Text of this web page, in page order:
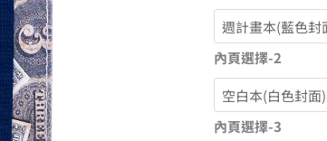
內頁選擇-2
內頁選擇-3